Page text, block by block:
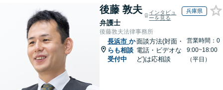
後藤 敦夫
弁護士
インタビュ
ーを見る
兵庫県
後藤敦夫法律事務所
長浜市 か
らも相談
受付中
面談方法(対面・
電話・ビデオな
ど)は応相談
営業時間：0
9:00~18:00
（平日）